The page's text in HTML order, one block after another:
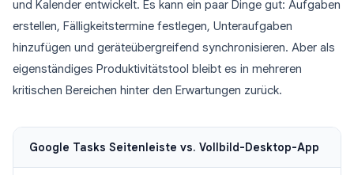
und Kalender entwickelt. Es kann ein paar Dinge gut: Aufgaben
erstellen, Fälligkeitstermine festlegen, Unteraufgaben
hinzufügen und geräteübergreifend synchronisieren. Aber als
eigenständiges Produktivitätstool bleibt es in mehreren
kritischen Bereichen hinter den Erwartungen zurück.
Google Tasks Seitenleiste vs. Vollbild-Desktop-App